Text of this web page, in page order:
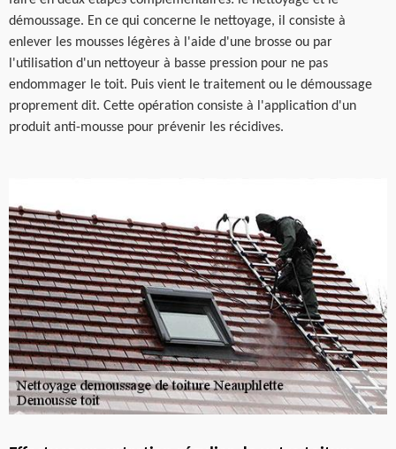
démoussage. En ce qui concerne le nettoyage, il consiste à
enlever les mousses légères à l'aide d'une brosse ou par
l'utilisation d'un nettoyeur à basse pression pour ne pas
endommager le toit. Puis vient le traitement ou le démoussage
proprement dit. Cette opération consiste à l'application d'un
produit anti-mousse pour prévenir les récidives.